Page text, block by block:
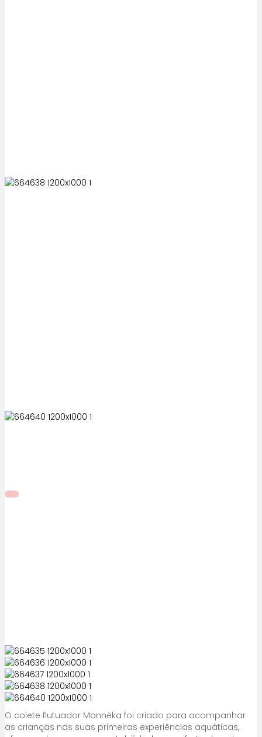
O colete flutuador Monnëka foi criado para acompanhar
as crianças nas suas primeiras experiências aquáticas,